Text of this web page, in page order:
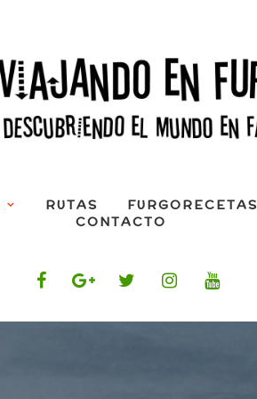
RUTAS FURGORECETAS
CONTACTO